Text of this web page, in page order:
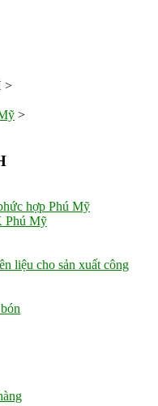
>
>
hợp Phú Mỹ
Phú Mỹ
liệu cho sản xuất công